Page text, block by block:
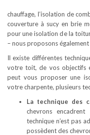
chauffage, l’isolation de
couverture à sucy en brie
pour une isolation de la
– nous proposons également
Il existe différentes
votre toit, de vos objectifs
peut vous proposer une
votre charpente, plusieurs
La technique des
chevrons
technique n’est pas
possèdent des